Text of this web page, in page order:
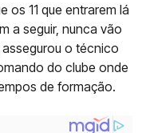
os 11 que entrarem lá
a seguir, nunca vão
o técnico
do clube onde
de formação.